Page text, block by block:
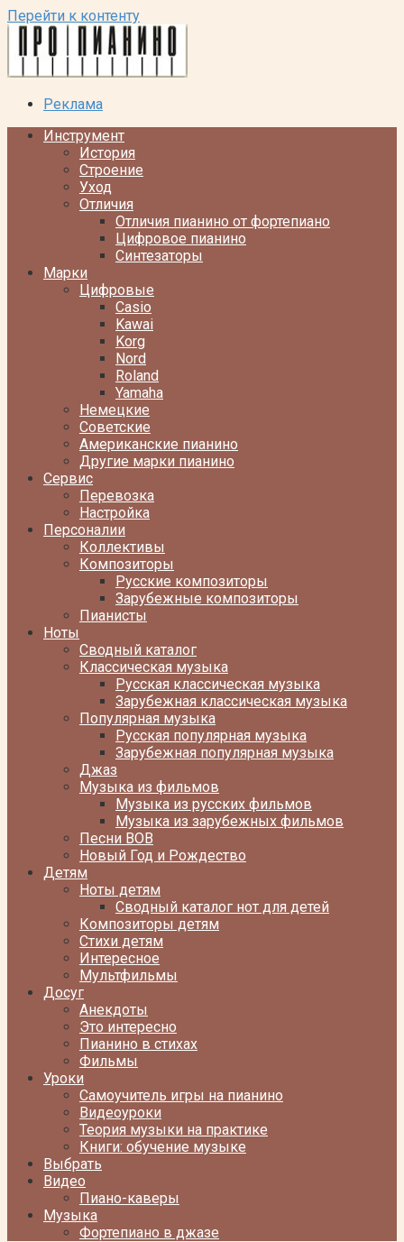
Перейти к контенту
Реклама
Инструмент
История
Строение
Уход
Отличия
Отличия пианино от фортепиано
Цифровое пианино
Синтезаторы
Марки
Цифровые
Casio
Kawai
Korg
Nord
Roland
Yamaha
Немецкие
Советские
Американские пианино
Другие марки пианино
Сервис
Перевозка
Настройка
Персоналии
Коллективы
Композиторы
Русские композиторы
Зарубежные композиторы
Пианисты
Ноты
Сводный каталог
Классическая музыка
Русская классическая музыка
Зарубежная классическая музыка
Популярная музыка
Русская популярная музыка
Зарубежная популярная музыка
Джаз
Музыка из фильмов
Музыка из русских фильмов
Музыка из зарубежных фильмов
Песни ВОВ
Новый Год и Рождество
Детям
Ноты детям
Сводный каталог нот для детей
Композиторы детям
Стихи детям
Интересное
Мультфильмы
Досуг
Анекдоты
Это интересно
Пианино в стихах
Фильмы
Уроки
Самоучитель игры на пианино
Видеоуроки
Теория музыки на практике
Книги: обучение музыке
Выбрать
Видео
Пиано-каверы
Музыка
Фортепиано в джазе